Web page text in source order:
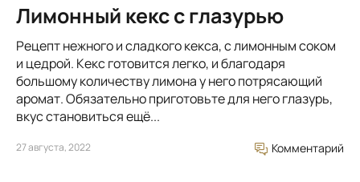
Лимонный кекс с глазурью
Рецепт нежного и сладкого кекса, с лимонным соком
и цедрой. Кекс готовится легко, и благодаря
большому количеству лимона у него потрясающий
аромат. Обязательно приготовьте для него глазурь,
вкус становиться ещё...
27 августа, 2022 Комментарий